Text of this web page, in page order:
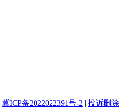
冀ICP备2022022391号-2 | 投诉删除